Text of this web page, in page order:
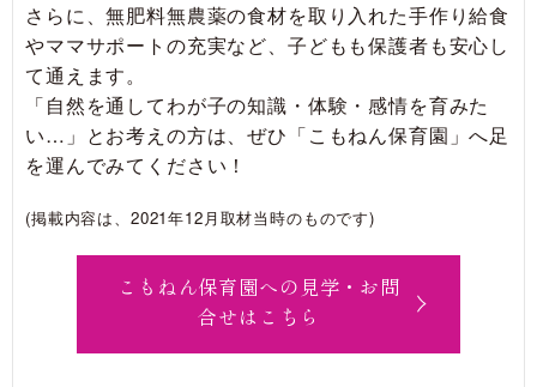
さらに、無肥料無農薬の食材を取り入れた手作り給食
やママサポートの充実など、子どもも保護者も安心し
て通えます。
「自然を通してわが子の知識・体験・感情を育みた
い…」とお考えの方は、ぜひ「こもねん保育園」へ足
を運んでみてください！
(掲載内容は、2021年12月取材当時のものです)
こもねん保育園への見学・お問
合せはこちら